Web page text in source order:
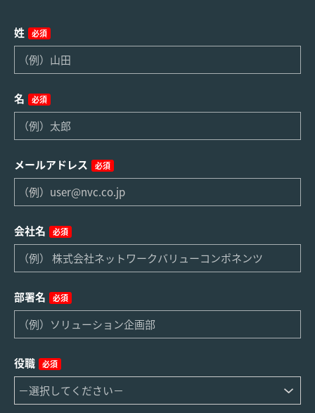
姓 必須
名 必須
メールアドレス 必須
会社名 必須
部署名 必須
役職 必須